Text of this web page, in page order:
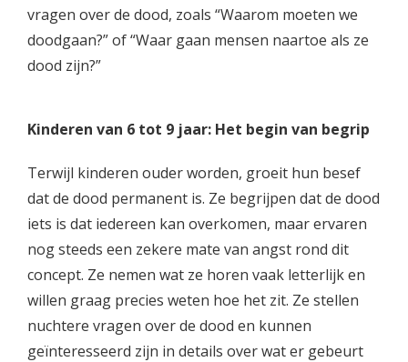
vragen over de dood, zoals “Waarom moeten we
doodgaan?” of “Waar gaan mensen naartoe als ze
dood zijn?”
Kinderen van 6 tot 9 jaar: Het begin van begrip
Terwijl kinderen ouder worden, groeit hun besef
dat de dood permanent is. Ze begrijpen dat de dood
iets is dat iedereen kan overkomen, maar ervaren
nog steeds een zekere mate van angst rond dit
concept. Ze nemen wat ze horen vaak letterlijk en
willen graag precies weten hoe het zit. Ze stellen
nuchtere vragen over de dood en kunnen
geïnteresseerd zijn in details over wat er gebeurt